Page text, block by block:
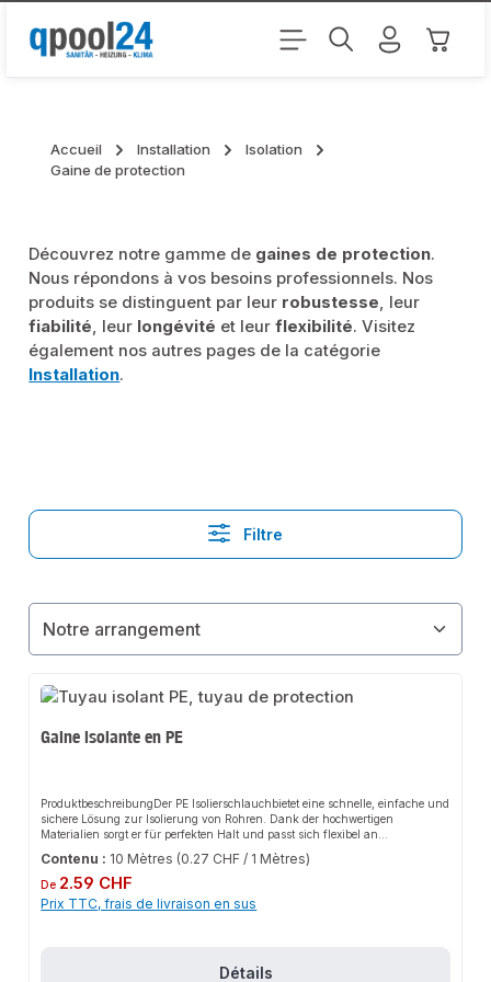
Passer au contenu principal Le
Accueil Installation
Isolation
Gaine de protection
Découvrez notre gamme de gaines de protection.
Nous répondons à vos besoins professionnels. Nos
produits se distinguent par leur robustesse, leur
fiabilité, leur longévité et leurflexibilité. Visitez
également nos autres pages de la catégorie
Installation.
Filtre
Gaine isolante en PE
ProduktbeschreibungDer PE Isolierschlauchbietet eine schnelle, einfache und
sichere Lösung zur Isolierung von Rohren. Dank der hochwertigen
Materialien sorgt er für perfekten Halt und passt sich flexibel an
verschiedene Anwendungen an. Das robuste Design und die einfache
Montage machen diesen Isolierschlauch zu einer zuverlässigen Wahl für
jede Installation.EigenschaftenHergestellt aus geschlossenzelligem PE-
BeschädigungInnen aufkaschierte Gleitfolie für niedrigen
unverrottbarAnwendungsbereicheRohrisolierungSanitärinstallationenHeizu
Contenu : 10 Mètres (0.27 CHF / 1 Mètres)
Prix régulier :
De 2.59 CHF
Prix TTC, frais de livraison en sus
Détails